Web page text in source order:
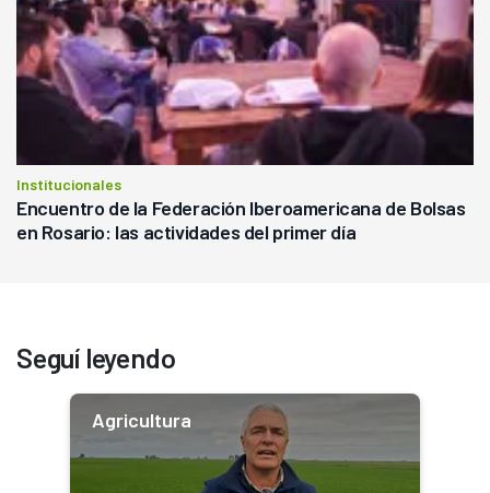
Institucionales
Encuentro de la Federación Iberoamericana de Bolsas
en Rosario: las actividades del primer día
Seguí leyendo
Agricultura